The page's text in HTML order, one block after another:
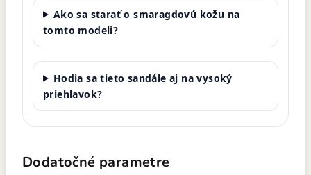
Ako sa starať o smaragdovú kožu na
tomto modeli?
Hodia sa tieto sandále aj na vysoký
priehlavok?
Dodatočné parametre